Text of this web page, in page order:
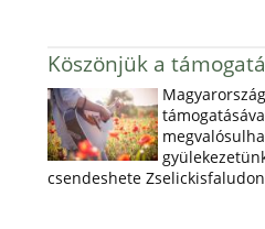
Köszönjük a
csendeshete